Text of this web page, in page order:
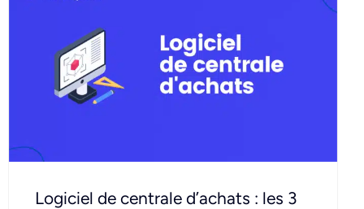
Logiciel de centrale d’achats : les 3